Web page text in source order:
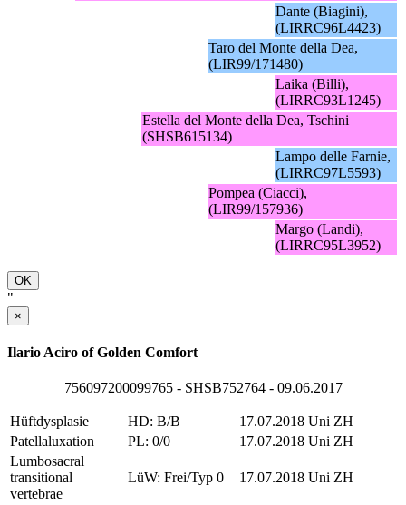
Dante (Biagini),
(LIRRC96L4423)
Taro del Monte della Dea,
(LIR99/171480)
Laika (Billi),
(LIRRC93L1245)
Estella del Monte della Dea, Tschini
(SHSB615134)
Lampo delle Farnie,
(LIRRC97L5593)
Pompea (Ciacci),
(LIR99/157936)
Margo (Landi),
(LIRRC95L3952)
OK
"
×
Ilario Aciro of Golden Comfort
756097200099765 - SHSB752764 - 09.06.2017
Hüftdysplasie HD: B/B 17.07.2018 Uni ZH
Patellaluxation
PL: 0/0 17.07.2018 Uni ZH
Lumbosacral
transitional
vertebrae
LüW: Frei/Typ 0 17.07.2018 Uni ZH